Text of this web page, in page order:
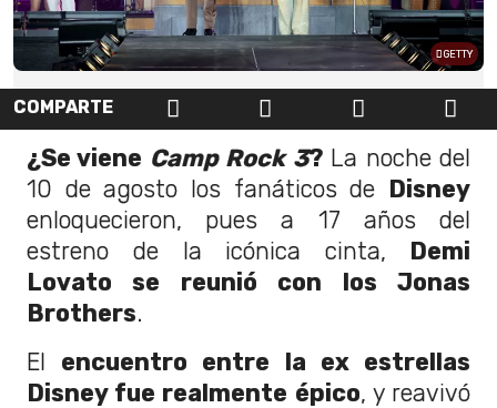
GETTY
COMPARTE
¿Se viene Camp Rock 3?La noche del
10 de agosto los fanáticos de Disney
enloquecieron, pues a 17 años del
estreno de la icónica cinta, Demi
Lovato se reunió con los Jonas
Brothers.
El encuentro entre la ex estrellas
Disney fue realmente épico, y reavivó